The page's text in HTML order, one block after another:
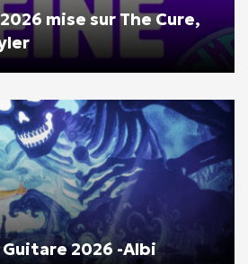
mise sur The Cure,
2026 -Albi